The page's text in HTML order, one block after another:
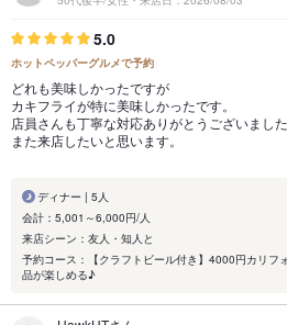
5.0
ホットペッパーグルメで予約
どれも美味しかったですが
カキフライが特に美味しかったです。
店員さんも丁寧な対応ありがとうございました
また来店したいと思います。
ディナー | 5人
会計：5,001～6,000円/人
来店シーン：友人・知人と
予約コース：【クラフトビール付き】4000円カリフ
品が楽しめる♪